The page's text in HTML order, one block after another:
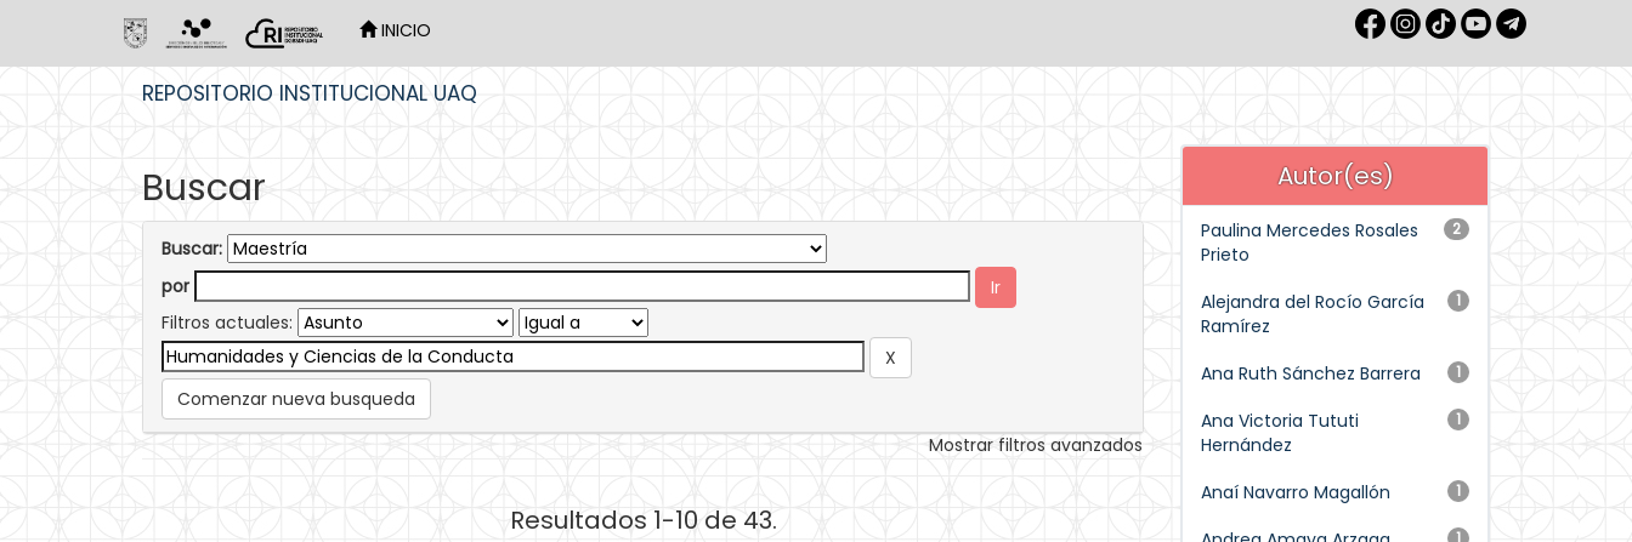
INICIO
REPOSITORIO INSTITUCIONAL UAQ
Buscar
Buscar:
por
Filtros actuales:
Comenzar nueva busqueda
Mostrar filtros avanzados
Resultados 1-10 de 43.
Autor(es)
2
Paulina Mercedes Rosales
Prieto
1
Alejandra del Rocío García
Ramírez
1
Ana Ruth Sánchez Barrera
1
Ana Victoria Tututi
Hernández
1
Anaí Navarro Magallón
1